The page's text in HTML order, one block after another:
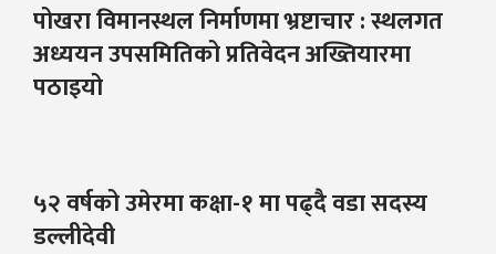
पोखरा विमानस्थल निर्माणमा भ्रष्टाचार : स्थलगत
अध्ययन उपसमितिको प्रतिवेदन अख्तियारमा
पठाइयो
५२ वर्षको उमेरमा कक्षा-१ मा पढ्दै वडा सदस्य
डल्लीदेवी